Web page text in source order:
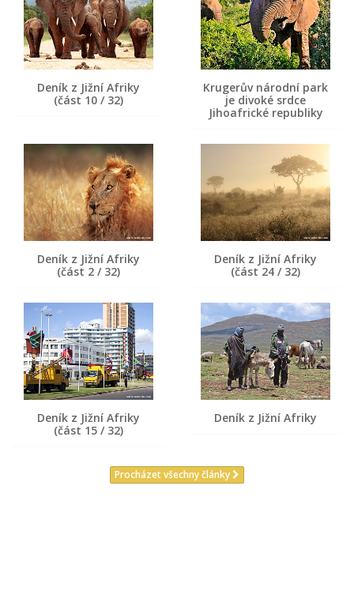
Deník z Jižní Afriky
(část 10 / 32)
Krugerův národní park
je divoké srdce
Jihoafrické republiky
Deník z Jižní Afriky
(část 2 / 32)
Deník z Jižní Afriky
(část 24 / 32)
Deník z Jižní Afriky
(část 15 / 32)
Deník z Jižní Afriky
Procházet všechny články